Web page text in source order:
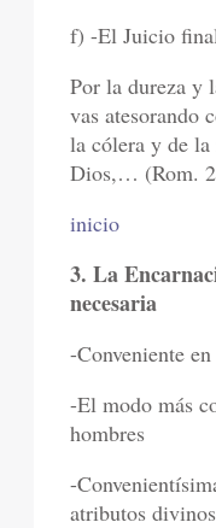
f) -El Juicio
Por la dureza y
vas atesorando
la cólera y de
Dios,… (Rom.
inicio
3. La
necesaria
-Conveniente
-El modo más
hombres
-
atributos